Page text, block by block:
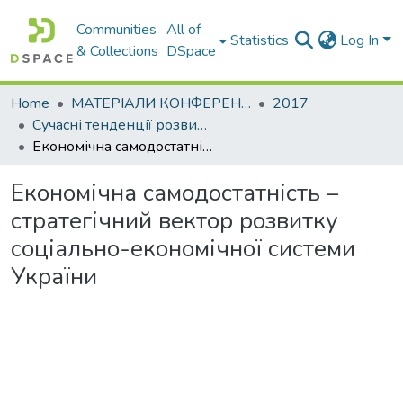
Communities
& Collections
All of
DSpace
Statistics Log In
Home МАТЕРІАЛИ КОНФЕРЕНЦІЙ
2017
Сучасні тенденції розвитку світової економіки. Том. І
Економічна самодостатність – стратегічний вектор розвитку соціально-економічної системи України
Економічна самодостатність –
стратегічний вектор розвитку
соціально-економічної системи
України